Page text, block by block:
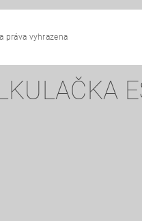
práva vyhrazena